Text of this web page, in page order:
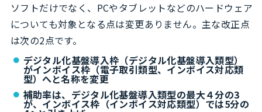
ソフトだけでなく、PCやタブレットなどのハードウェア
についても対象となる点は変更ありません。主な改正点
は次の2点です。
デジタル化基盤導入枠（デジタル化基盤導入類型）
がインボイス枠（電子取引類型、インボイス対応類
型）へと名称を変更
補助率は、デジタル化基盤導入類型の最大４分の3
が、インボイス枠（インボイス対応類型）では5分の